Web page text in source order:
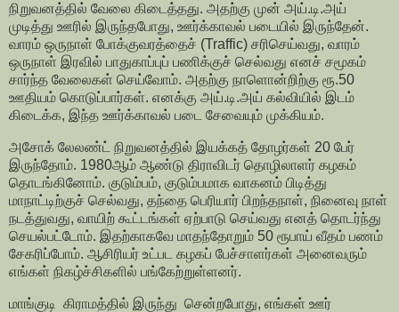
நிறுவனத்தில் வேலை கிடைத்தது. அதற்கு முன் அய்.டி.அய்
முடித்து ஊரில் இருந்தபோது, ஊர்க்காவல் படையில் இருந்தேன்.
வாரம் ஒருநாள் போக்குவரத்தைச் (Traffic) சரிசெய்வது, வாரம்
ஒருநாள் இரவில் பாதுகாப்புப் பணிக்குச் செல்வது எனச் சமூகம்
சார்ந்த வேலைகள் செய்வோம். அதற்கு நாளொன்றிற்கு ரூ.50
ஊதியம் கொடுப்பார்கள். எனக்கு அய்.டி.அய் கல்வியில் இடம்
கிடைக்க, இந்த ஊர்க்காவல் படை சேவையும் முக்கியம்.
அசோக் லேலண்ட் நிறுவனத்தில் இயக்கத் தோழர்கள் 20 பேர்
இருந்தோம். 1980ஆம் ஆண்டு திராவிடர் தொழிலாளர் கழகம்
தொடங்கினோம். குடும்பம், குடும்பமாக வாகனம் பிடித்து
மாநாட்டிற்குச் செல்வது, தந்தை பெரியார் பிறந்தநாள், நினைவு நாள்
நடத்துவது, வாயிற் கூட்டங்கள் ஏற்பாடு செய்வது எனத் தொடர்ந்து
செயல்பட்டோம். இதற்காகவே மாதந்தோறும் 50 ரூபாய் வீதம் பணம்
சேகரிப்போம். ஆசிரியர் உட்பட கழகப் பேச்சாளர்கள் அனைவரும்
எங்கள் நிகழ்ச்சிகளில் பங்கேற்றுள்ளனர்.
மாங்குடி கிராமத்தில் இருந்து சென்றபோது, எங்கள் ஊர்